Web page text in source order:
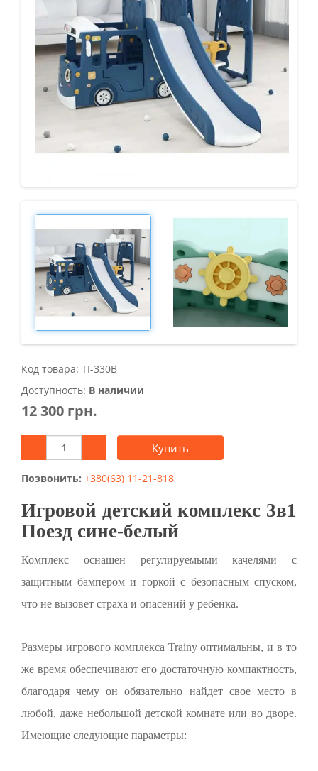
Код товара: TI-330B
Доступность: В наличии
12 300 грн.
Купить
Позвонить: +380(63) 11-21-818
Игровой детский комплекс 3в1
Поезд сине-белый
Комплекс оснащен регулируемыми качелями с
защитным бампером и горкой с безопасным спуском,
что не вызовет страха и опасений у ребенка.
Размеры игрового комплекса Trainy оптимальны, и в то
же время обеспечивают его достаточную компактность,
благодаря чему он обязательно найдет свое место в
любой, даже небольшой детской комнате или во дворе.
Имеющие следующие параметры: